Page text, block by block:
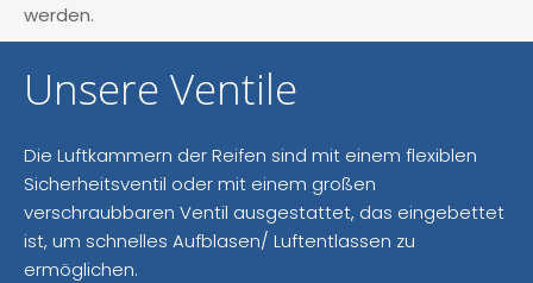
werden.
Unsere Ventile
Die Luftkammern der Reifen sind mit einem flexiblen
Sicherheitsventil oder mit einem großen
verschraubbaren Ventil ausgestattet, das eingebettet
ist, um schnelles Aufblasen/ Luftentlassen zu
ermöglichen.